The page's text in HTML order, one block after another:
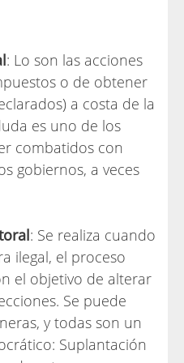
: Lo son las acciones
o de obtener
a costa de la
es uno de los
combatidos con
gobiernos, a veces
: Se realiza cuando
ilegal, el proceso
el objetivo de alterar
Se puede
y todas son un
Suplantación